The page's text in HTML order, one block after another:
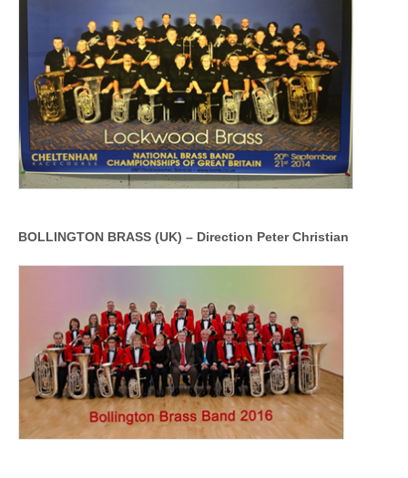
BOLLINGTON BRASS (UK) – Direction Peter Christian